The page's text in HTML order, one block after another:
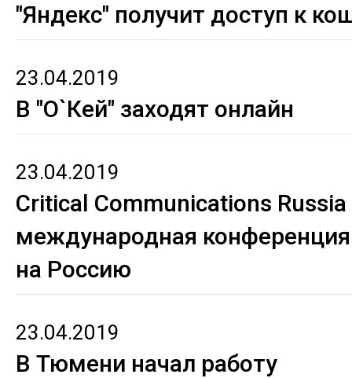
"Яндекс" получит доступ к
23.04.2019
В "О`Кей" заходят онлайн
23.04.2019
Critical Communications
международная
на Россию
23.04.2019
В Тюмени начал работу